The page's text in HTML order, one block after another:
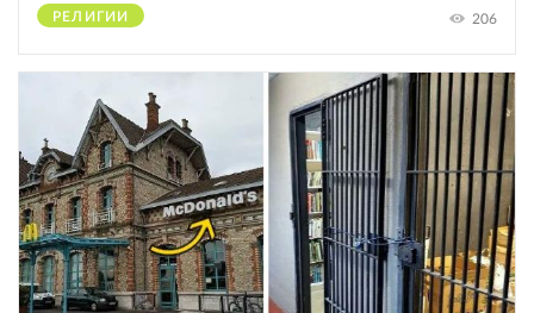
РЕЛИГИИ 206